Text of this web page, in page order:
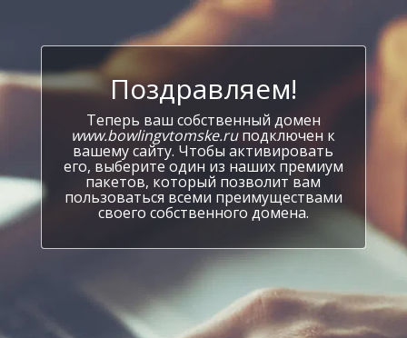
Поздравляем!
Теперь ваш собственный домен
www.bowlingvtomske.ruподключен к
вашему сайту. Чтобы активировать
его, выберите один из наших премиум
пакетов, который позволит вам
пользоваться всеми преимуществами
своего собственного домена.